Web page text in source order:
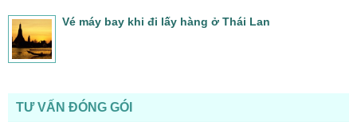
Vé máy bay khi đi lấy hàng ở Thái Lan
TƯ VẤN ĐÓNG GÓI